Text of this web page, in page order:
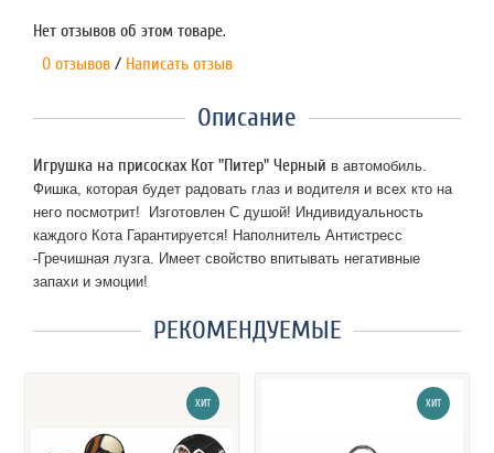
Нет отзывов об этом товаре.
0 отзывов / Написать отзыв
Описание
Игрушка на присосках Кот "Питер" Черный в автомобиль.
Фишка, которая будет радовать глаз и водителя и всех кто на
него посмотрит! Изготовлен С душой! Индивидуальность
каждого Кота Гарантируется! Наполнитель Антистресс
-Гречишная лузга. Имеет свойство впитывать негативные
запахи и эмоции!
РЕКОМЕНДУЕМЫЕ
ХИТ ХИТ